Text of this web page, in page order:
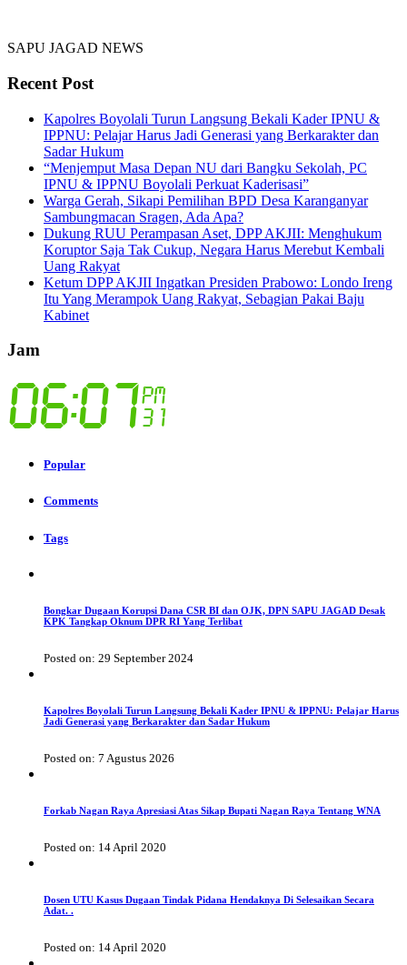
SAPU JAGAD NEWS
Recent Post
Kapolres Boyolali Turun Langsung Bekali Kader IPNU &
IPPNU: Pelajar Harus Jadi Generasi yang Berkarakter dan
Sadar Hukum
“Menjemput Masa Depan NU dari Bangku Sekolah, PC
IPNU & IPPNU Boyolali Perkuat Kaderisasi”
Warga Gerah, Sikapi Pemilihan BPD Desa Karanganyar
Sambungmacan Sragen, Ada Apa?
Dukung RUU Perampasan Aset, DPP AKJII: Menghukum
Koruptor Saja Tak Cukup, Negara Harus Merebut Kembali
Uang Rakyat
Ketum DPP AKJII Ingatkan Presiden Prabowo: Londo Ireng
Itu Yang Merampok Uang Rakyat, Sebagian Pakai Baju
Kabinet
Jam
Popular
Comments
Tags
Bongkar Dugaan Korupsi Dana CSR BI dan OJK, DPN SAPU JAGAD Desak
KPK Tangkap Oknum DPR RI Yang Terlibat
Posted on: 29 September 2024
Kapolres Boyolali Turun Langsung Bekali Kader IPNU & IPPNU: Pelajar Harus
Jadi Generasi yang Berkarakter dan Sadar Hukum
Posted on: 7 Agustus 2026
Forkab Nagan Raya Apresiasi Atas Sikap Bupati Nagan Raya Tentang WNA
Posted on: 14 April 2020
Dosen UTU Kasus Dugaan Tindak Pidana Hendaknya Di Selesaikan Secara
Adat. .
Posted on: 14 April 2020